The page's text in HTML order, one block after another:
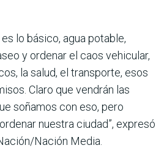
lo básico, agua potable,
y ordenar el caos vehicular,
la salud, el transporte, esos
Claro que vendrán las
soñamos con eso, pero
nuestra ciudad”, expresó
Nación Media.